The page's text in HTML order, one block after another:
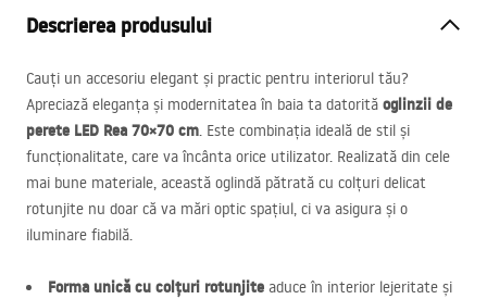
Descrierea produsului
Cauți un accesoriu elegant și practic pentru interiorul tău?
Apreciază eleganța și modernitatea în baia ta datorită oglinzii de
perete LED Rea 70×70 cm. Este combinația ideală de stil și
funcționalitate, care va încânta orice utilizator. Realizată din cele
mai bune materiale, această oglindă pătrată cu colțuri delicat
rotunjite nu doar că va mări optic spațiul, ci va asigura și o
iluminare fiabilă.
Forma unică cu colțuri rotunjite aduce în interior lejeritate și